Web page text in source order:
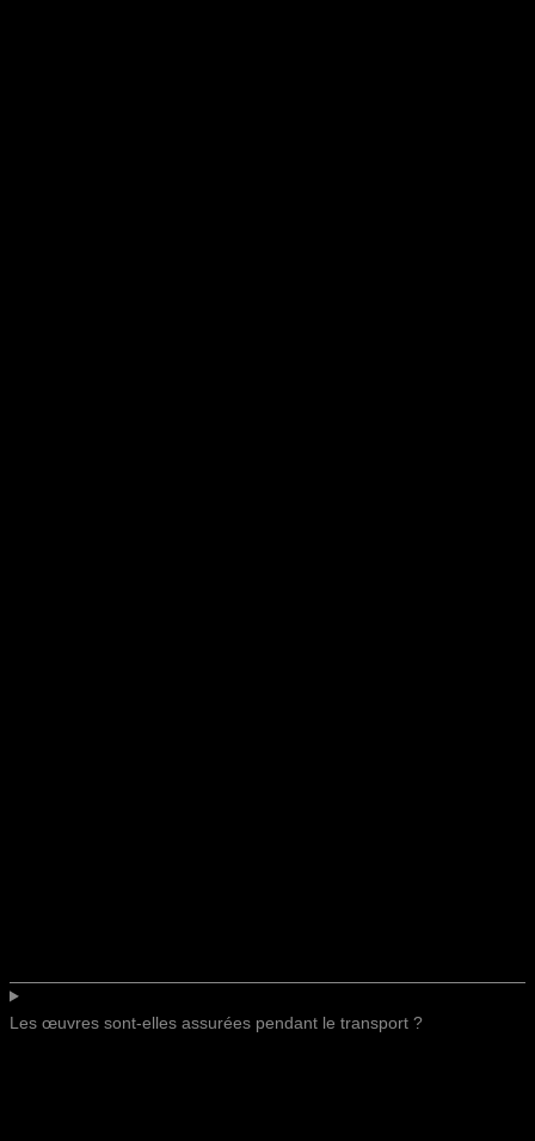
Les œuvres sont-elles assurées pendant le transport ?